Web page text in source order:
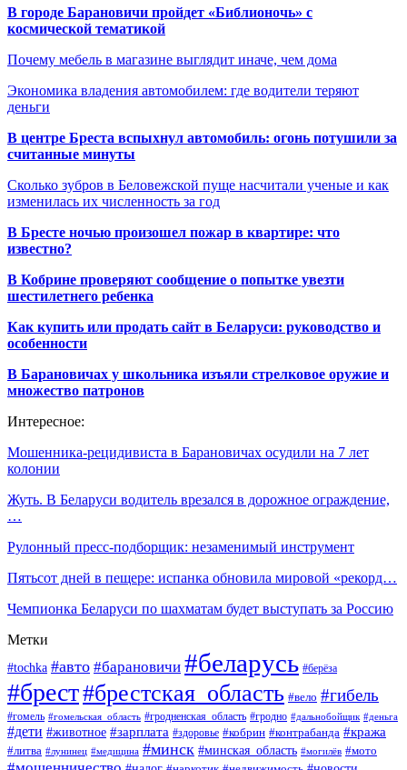
В городе Барановичи пройдет «Библионочь» с
космической тематикой
Почему мебель в магазине выглядит иначе, чем дома
Экономика владения автомобилем: где водители теряют
деньги
В центре Бреста вспыхнул автомобиль: огонь потушили за
считанные минуты
Сколько зубров в Беловежской пуще насчитали ученые и как
изменилась их численность за год
В Бресте ночью произошел пожар в квартире: что
известно?
В Кобрине проверяют сообщение о попытке увезти
шестилетнего ребенка
Как купить или продать сайт в Беларуси: руководство и
особенности
В Барановичах у школьника изъяли стрелковое оружие и
множество патронов
Интересное:
Мошенника-рецидивиста в Барановичах осудили на 7 лет
колонии
Жуть. В Беларуси водитель врезался в дорожное ограждение,
…
Рулонный пресс-подборщик: незаменимый инструмент
Пятьсот дней в пещере: испанка обновила мировой «рекорд…
Чемпионка Беларуси по шахматам будет выступать за Россию
Метки
#tochka #авто #барановичи #беларусь #берёза
#брест#брестская_область #вело #гибель
#гомель #гомельская_область #гродненская_область #гродно #дальнобойщик #деньга
#дети #животное #зарплата #здоровье #кобрин #контрабанда #кража
#литва #лунинец #медицина #минск #минская_область #могилёв #мото